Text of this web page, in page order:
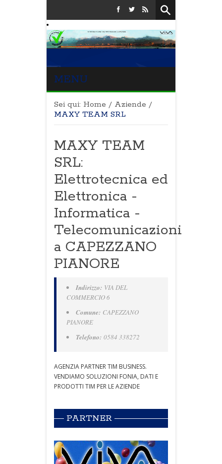
MENU
Sei qui: Home / Aziende /
MAXY TEAM SRL
MAXY TEAM
SRL:
Elettrotecnica ed
Elettronica -
Informatica -
Telecomunicazioni
a CAPEZZANO
PIANORE
Indirizzo: VIA DEL
COMMERCIO 6
Comune: CAPEZZANO
PIANORE
Telefono: 0584 338272
AGENZIA PARTNER TIM BUSINESS.
VENDIAMO SOLUZIONI FONIA, DATI E
PRODOTTI TIM PER LE AZIENDE
PARTNER